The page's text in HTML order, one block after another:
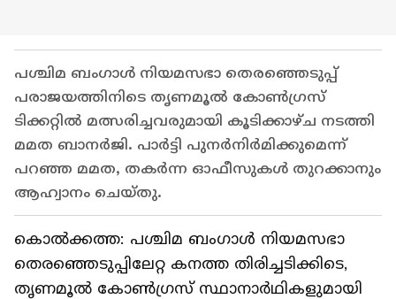
പശ്ചിമ ബംഗാൾ നിയമസഭാ തെരഞ്ഞെടുപ്പ്
പരാജയത്തിനിടെ തൃണമൂൽ കോൺഗ്രസ്
ടിക്കറ്റിൽ മത്സരിച്ചവരുമായി കൂടിക്കാഴ്ച നടത്തി
മമത ബാനർജി. പാർട്ടി പുനർനിർമിക്കുമെന്ന്
പറഞ്ഞ മമത, തകർന്ന ഓഫീസുകൾ തുറക്കാനും
ആഹ്വാനം ചെയ്തു.
കൊൽക്കത്ത: പശ്ചിമ ബംഗാൾ നിയമസഭാ
തെരഞ്ഞെടുപ്പിലേറ്റ കനത്ത തിരിച്ചടിക്കിടെ,
തൃണമൂൽ കോൺഗ്രസ് സ്ഥാനാർഥികളുമായി